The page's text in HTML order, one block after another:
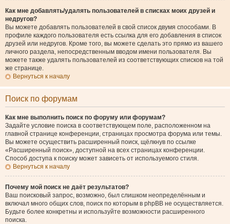
Как мне добавлять/удалять пользователей в списках моих друзей и
недругов?
Вы можете добавлять пользователей в свой список двумя способами. В
профиле каждого пользователя есть ссылка для его добавления в список
друзей или недругов. Кроме того, вы можете сделать это прямо из вашего
личного раздела, непосредственным вводом имени пользователя. Вы
можете также удалять пользователей из соответствующих списков на той
же странице.
Вернуться к началу
Поиск по форумам
Как мне выполнить поиск по форуму или форумам?
Задайте условие поиска в соответствующем поле, расположенном на
главной странице конференции, страницах просмотра форума или темы.
Вы можете осуществить расширенный поиск, щёлкнув по ссылке
«Расширенный поиск», доступной на всех страницах конференции.
Способ доступа к поиску может зависеть от используемого стиля.
Вернуться к началу
Почему мой поиск не даёт результатов?
Ваш поисковый запрос, возможно, был слишком неопределённым и
включал много общих слов, поиск по которым в phpBB не осуществляется.
Будьте более конкретны и используйте возможности расширенного
поиска.